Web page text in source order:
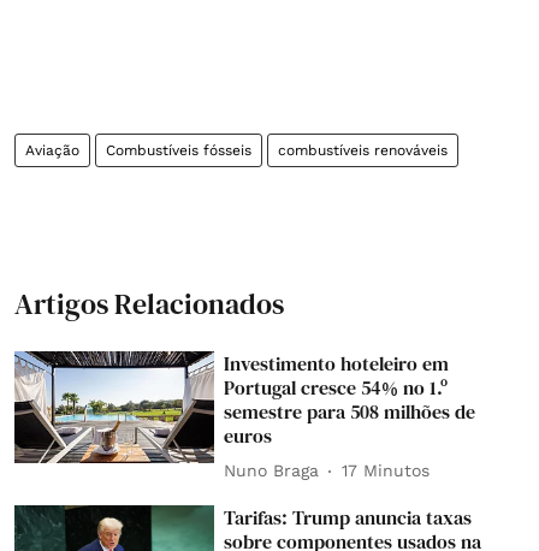
Aviação Combustíveis fósseis combustíveis renováveis
Artigos Relacionados
Investimento hoteleiro em
Portugal cresce 54% no 1.º
semestre para 508 milhões de
euros
Nuno Braga 17 Minutos
Tarifas: Trump anuncia taxas
sobre componentes usados na